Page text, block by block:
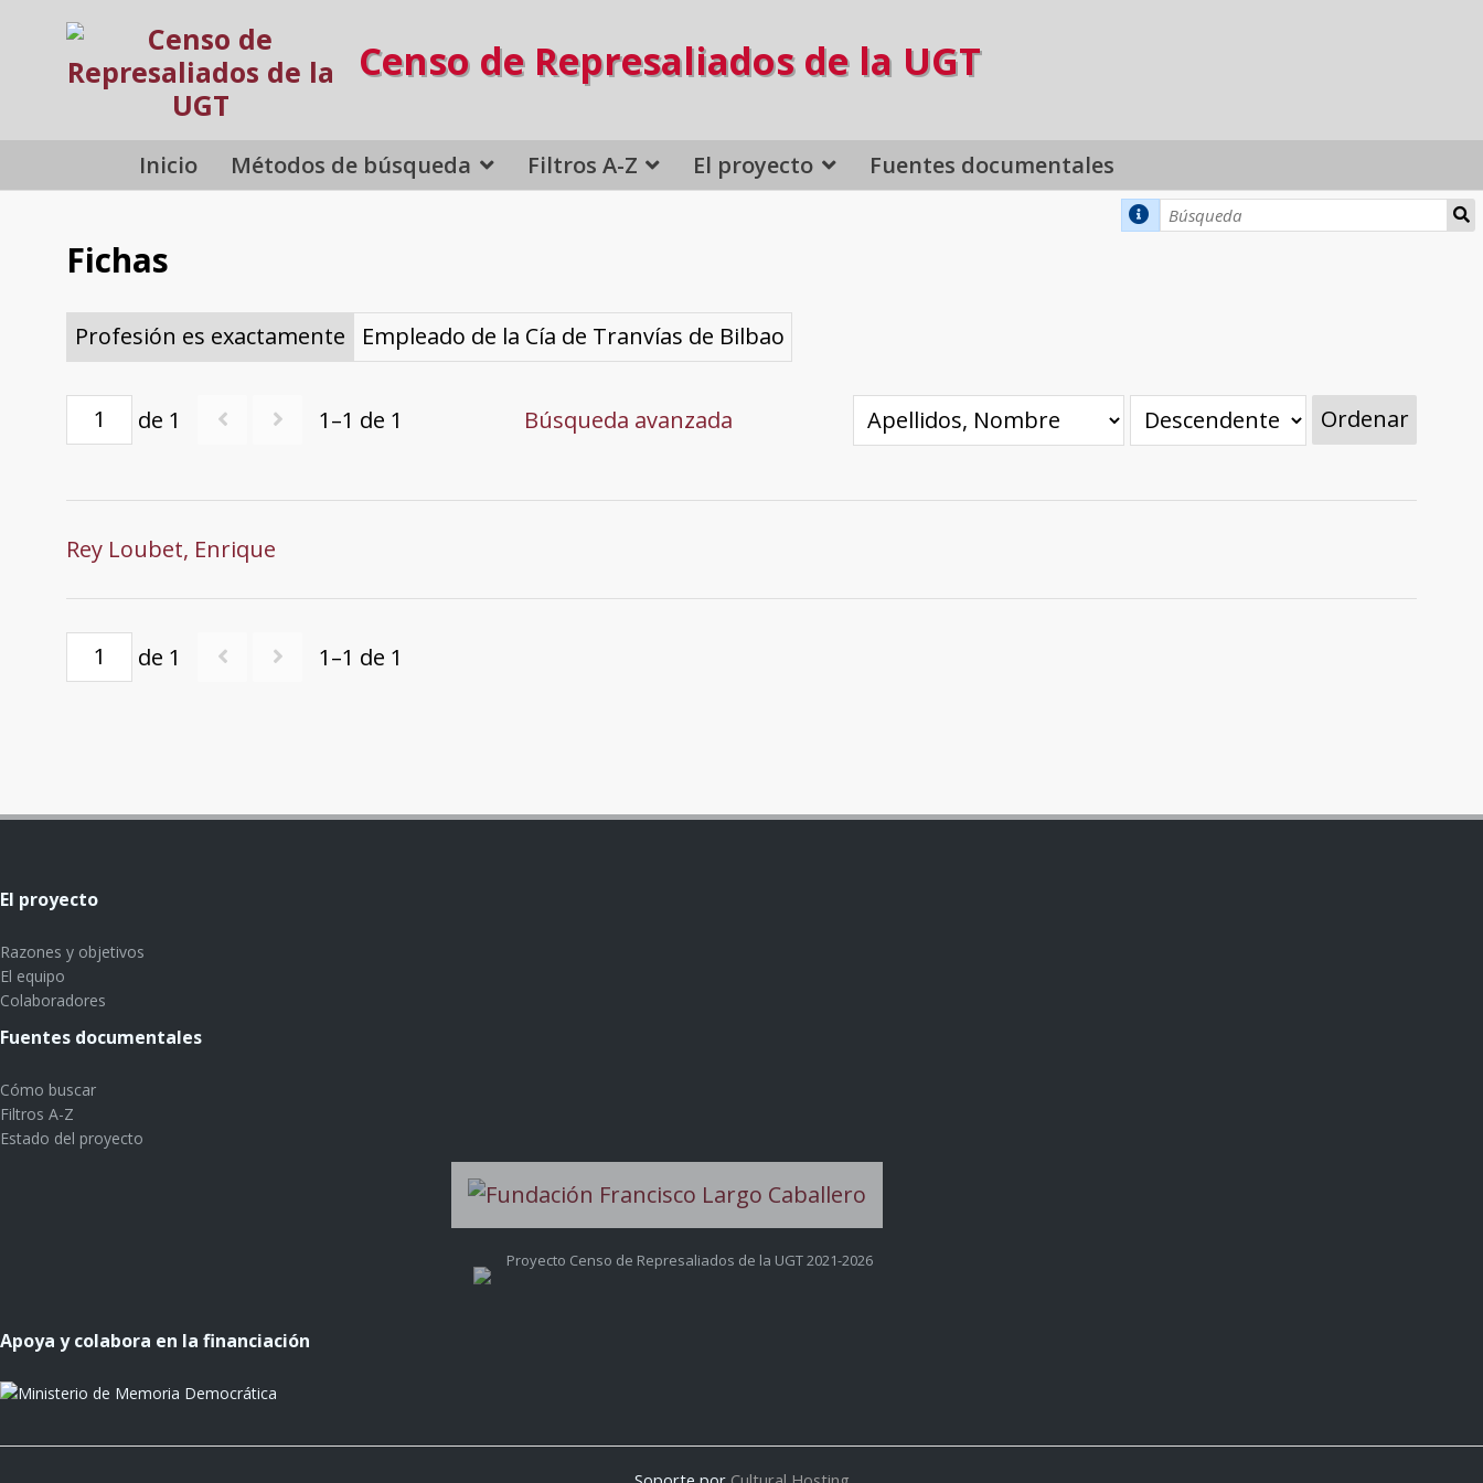
Censo de Represaliados de la UGT
Inicio Métodos de búsqueda Filtros A-Z El proyecto Fuentes documentales
Fichas
Profesión es exactamente Empleado de la Cía de Tranvías de Bilbao
de 1 1–1 de 1 Búsqueda avanzada Ordenar
Rey Loubet, Enrique
de 1 1–1 de 1
El proyecto
Razones y objetivos
El equipo
Colaboradores
Fuentes documentales
Cómo buscar
Filtros A-Z
Estado del proyecto
Proyecto Censo de Represaliados de la UGT 2021-2026
Apoya y colabora en la financiación